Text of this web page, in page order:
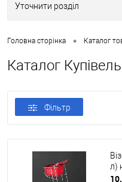
Уточнити розділ
Головна сторінка • Каталог
Каталог
Фільтр
л)